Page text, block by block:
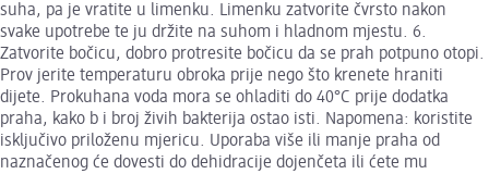
suha, pa je vratite u limenku. Limenku zatvorite čvrsto nakon
svake upotrebe te ju držite na suhom i hladnom mjestu. 6.
Zatvorite bočicu, dobro protresite bočicu da se prah potpuno otopi.
Prov jerite temperaturu obroka prije nego što krenete hraniti
dijete. Prokuhana voda mora se ohladiti do 40°C prije dodatka
praha, kako b i broj živih bakterija ostao isti. Napomena: koristite
isključivo priloženu mjericu. Uporaba više ili manje praha od
naznačenog će dovesti do dehidracije dojenčeta ili ćete mu